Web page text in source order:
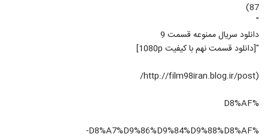
87)
"
دانلود سریال ممنوعه قسمت 9
"[دانلود قسمت نهم با کیفیت 1080p]
(http://film98iran.blog.ir/post/
%D8%AF
%D8%A7%D9%86%D9%84%D9%88%D8%AF-